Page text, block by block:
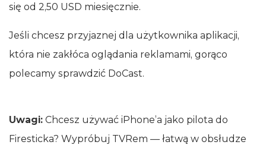
się od 2,50 USD miesięcznie.
Jeśli chcesz przyjaznej dla użytkownika aplikacji,
która nie zakłóca oglądania reklamami, gorąco
polecamy sprawdzić DoCast.
Uwagi: Chcesz używać iPhone’a jako pilota do
Firesticka? Wypróbuj TVRem — łatwą w obsłudze